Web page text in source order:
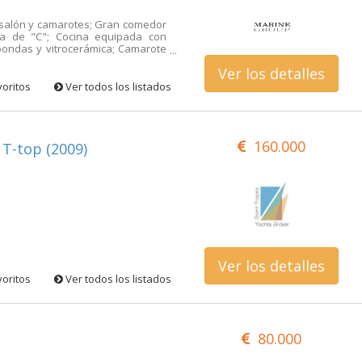
y camarotes; Gran comedor
de "C"; Cocina equipada con
y vitrocerámica; Camarote
en el centro del barco en el
que se pueden convertir en
y ducha. .
Ver todos los listados
Ver los detalles
top (2009) 160.000
Ver todos los listados
Ver los detalles
80.000